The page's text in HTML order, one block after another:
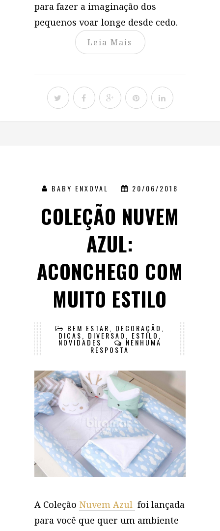
para fazer a imaginação dos
pequenos voar longe desde cedo.
Leia Mais
BABY ENXOVAL 20/06/2018
COLEÇÃO NUVEM
AZUL:
ACONCHEGO COM
MUITO ESTILO
BEM ESTAR DECORAÇÃO
DICAS DIVERSÃO ESTILO
NOVIDADES NENHUMA
RESPOSTA
A Coleção Nuvem Azul foi lançada
para você que quer um ambiente